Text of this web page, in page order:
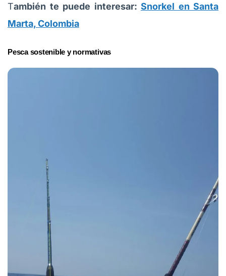
También te puede interesar: Snorkel en Santa
Marta, Colombia
Pesca sostenible y normativas